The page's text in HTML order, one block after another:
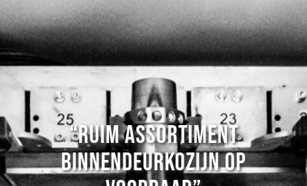
“RUIM ASSORTIMENT
BINNENDEURKOZIJN OP